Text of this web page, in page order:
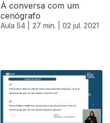
À conversa com um
cenógrafo
Aula 54 | 27 min. | 02 jul. 2021